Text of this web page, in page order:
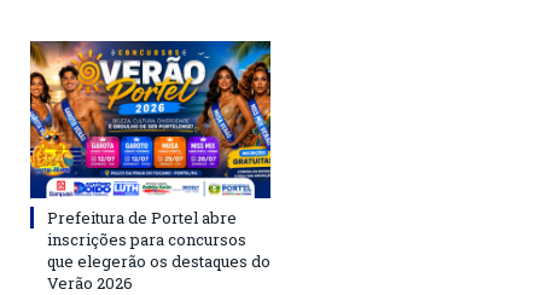
Prefeitura de Portel abre
inscrições para concursos
que elegerão os destaques do
Verão 2026